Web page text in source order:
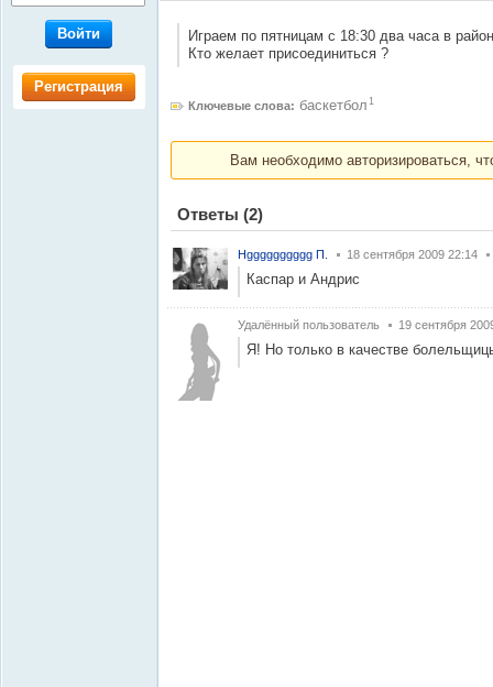
Играем по пятницам с 18:30 два часа в
Кто желает присоединиться ?
Ключевые слова: баскетбол 1
Вам необходимо авторизироваться,
Ответы (2)
Нgggggggggg П. 18 сентября 2009 22:14
Каспар и Андрис
Удалённый пользователь 19 сентября
Я! Но только в качестве
Войти
Регистрация